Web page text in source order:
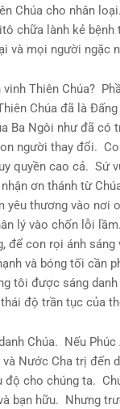
Chúa cho nhân
chữa lành kẻ
và mọi người ngặc
Thiên Chúa?
Chúa đã là
Ba Ngôi như đã có
người thay đổi.
quyền cao cả. Sứ
ơn thánh từ
yêu thương vào nơi
lý vào chốn lỗi
để con rọi ánh
và bóng tối cần
tôi được sáng
độ trần tục của
Chúa. Nếu
Nước Cha trị đến
độ cho chúng ta.
bạn hữu. Nhưng